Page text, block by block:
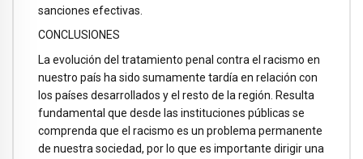
sanciones efectivas.
CONCLUSIONES
La evolución del tratamiento penal contra el racismo en
nuestro país ha sido sumamente tardía en relación con
los países desarrollados y el resto de la región. Resulta
fundamental que desde las instituciones públicas se
comprenda que el racismo es un problema permanente
de nuestra sociedad, por lo que es importante dirigir una